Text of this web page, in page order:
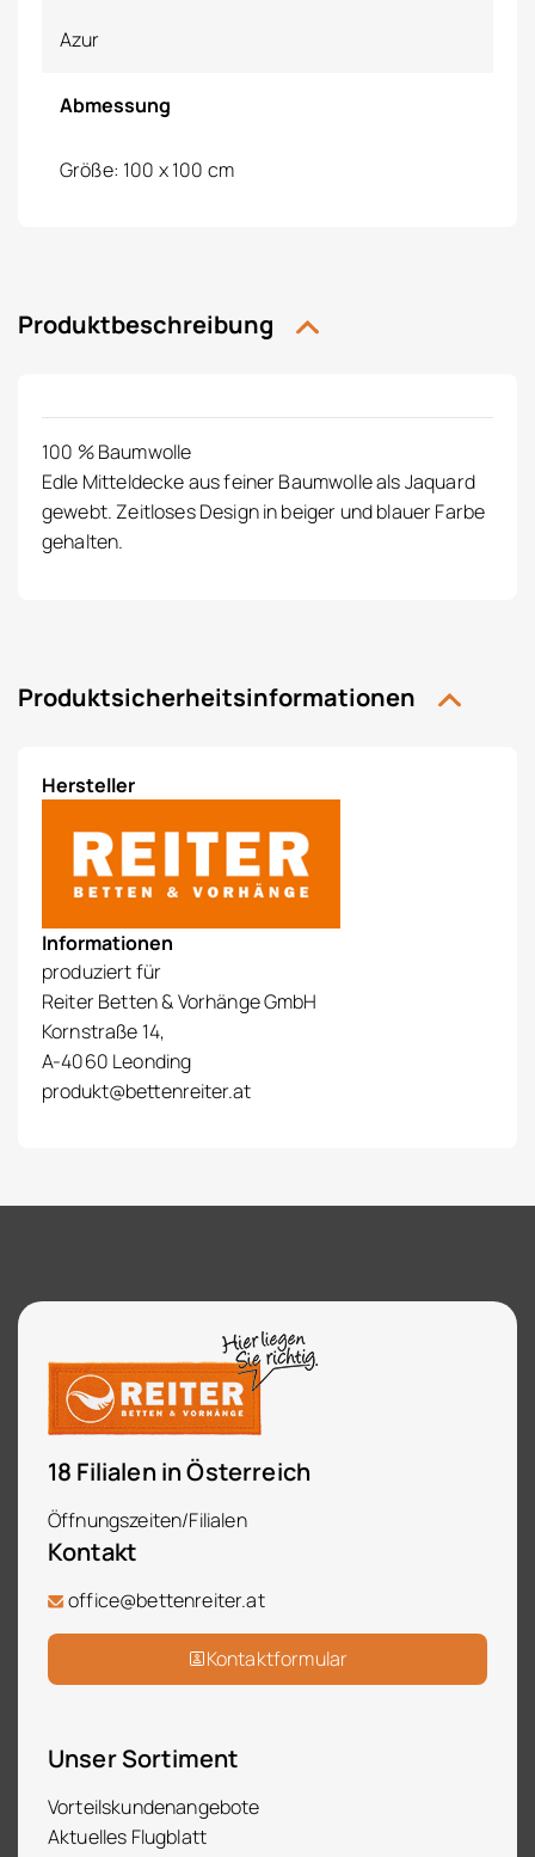
Azur
Abmessung
Größe: 100 x 100 cm
Produktbeschreibung
100 % Baumwolle
Edle Mitteldecke aus feiner Baumwolle als Jaquard
gewebt. Zeitloses Design in beiger und blauer Farbe
gehalten.
Produktsicherheitsinformationen
Hersteller
Informationen
produziert für
Reiter Betten & Vorhänge GmbH
Kornstraße 14,
A-4060 Leonding
produkt@bettenreiter.at
18 Filialen in Österreich
Öffnungszeiten/Filialen
Kontakt
office@bettenreiter.at
Kontaktformular
Unser Sortiment
Vorteilskundenangebote
Aktuelles Flugblatt